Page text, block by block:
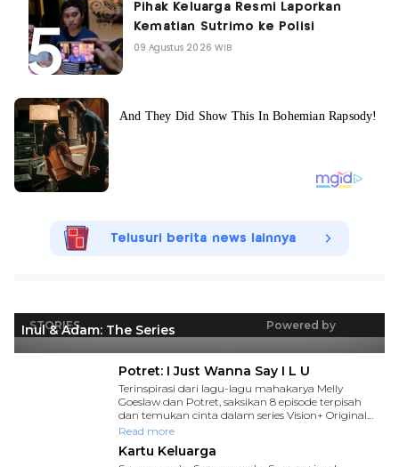
Pihak Keluarga Resmi Laporkan
Kematian Sutrimo ke Polisi
09 Agustus 2026 WIB
Telusuri berita news lainnya